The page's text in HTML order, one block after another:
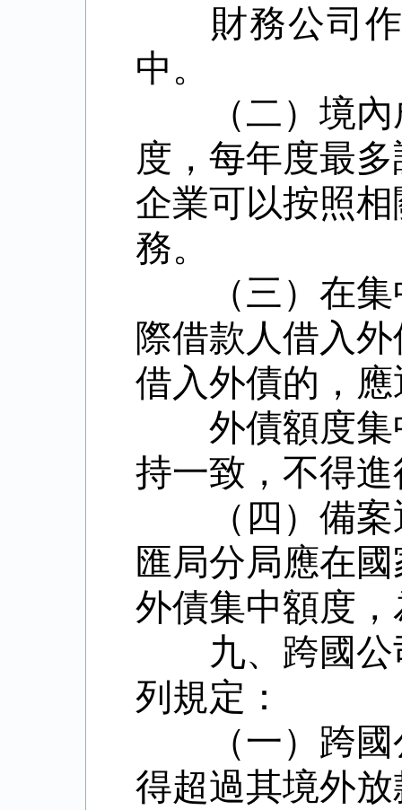
財務公司
中。
（二）境
度，每年度最
企業可以按照
務。
（三）在
際借款人借入
借入外債的，
外債額度
持一致，不得
（四）備
匯局分局應在
外債集中額度
九、跨國
列規定：
（一）跨
得超過其境外